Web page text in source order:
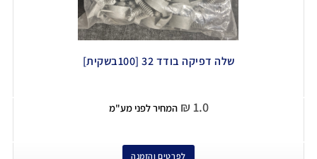
שלה דפיקה בודד 32 [100בשקית]
₪ 1.0 המחיר לפני מע"מ
לפרטים והזמנה